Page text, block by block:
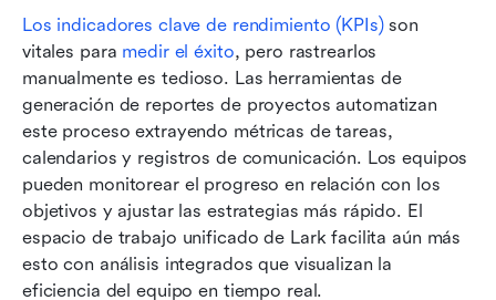
Los indicadores clave de rendimiento (KPIs) son
vitales para medir el éxito, pero rastrearlos
manualmente es tedioso. Las herramientas de
generación de reportes de proyectos automatizan
este proceso extrayendo métricas de tareas,
calendarios y registros de comunicación. Los equipos
pueden monitorear el progreso en relación con los
objetivos y ajustar las estrategias más rápido. El
espacio de trabajo unificado de Lark facilita aún más
esto con análisis integrados que visualizan la
eficiencia del equipo en tiempo real.